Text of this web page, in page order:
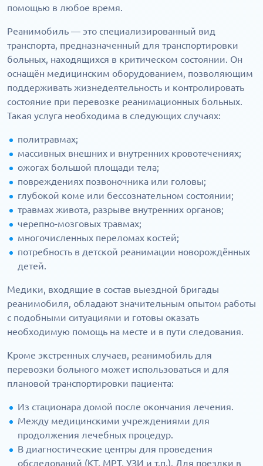
помощью в любое время.
Реанимобиль — это специализированный вид
транспорта, предназначенный для транспортировки
больных, находящихся в критическом состоянии. Он
оснащён медицинским оборудованием, позволяющим
поддерживать жизнедеятельность и контролировать
состояние при перевозке реанимационных больных.
Такая услуга необходима в следующих случаях:
политравмах;
массивных внешних и внутренних кровотечениях;
ожогах большой площади тела;
повреждениях позвоночника или головы;
глубокой коме или бессознательном состоянии;
травмах живота, разрыве внутренних органов;
черепно-мозговых травмах;
многочисленных переломах костей;
потребность в детской реанимации новорождённых
детей.
Медики, входящие в состав выездной бригады
реанимобиля, обладают значительным опытом работы
с подобными ситуациями и готовы оказать
необходимую помощь на месте и в пути следования.
Кроме экстренных случаев, реанимобиль для
перевозки больного может использоваться и для
плановой транспортировки пациента:
Из стационара домой после окончания лечения.
Между медицинскими учреждениями для
продолжения лечебных процедур.
В диагностические центры для проведения
обследований (КТ, МРТ, УЗИ и т.п.). Для поездки в